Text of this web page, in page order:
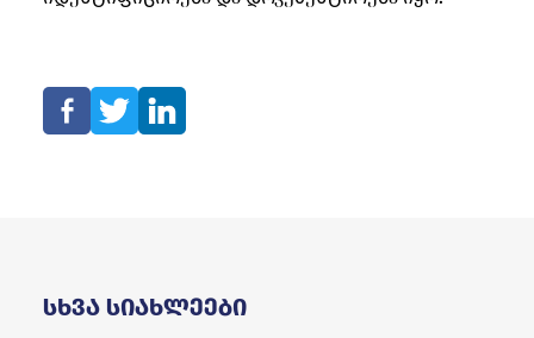
Სხვა Სიახლეები